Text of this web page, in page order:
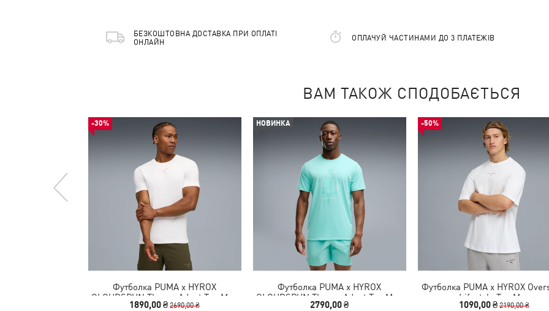
БЕЗКОШТОВНА ДОСТАВКА ПРИ ОПЛАТІ
ОНЛАЙН
ОПЛАЧУЙ ЧАСТИНАМИ ДО 3 ПЛАТЕЖІВ
ВАМ ТАКОЖ СПОДОБАЄТЬСЯ
-30%
Футболка PUMA x HYROX
CLOUDSPUN ThermoAdapt Tee Men
1890,00 ₴2690,00 ₴
НОВИНКА
Футболка PUMA x HYROX
CLOUDSPUN ThermoAdapt Tee Men
2790,00 ₴
-50%
Футболка PUMA x HYROX
Lifestyle Tee Men
1090,00 ₴2190,00 ₴